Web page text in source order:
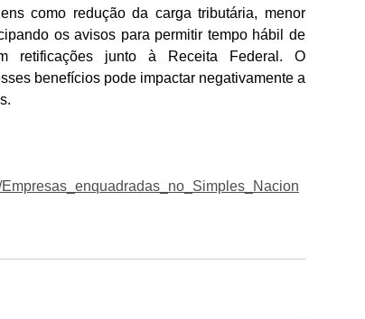
como redução da carga tributária, menor
os avisos para permitir tempo hábil de
retificações junto à Receita Federal. O
benefícios pode impactar negativamente a